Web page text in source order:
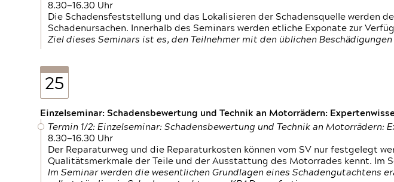
8.30—16.30 Uhr
Die Schadensfeststellung und das Lokalisieren der Schadensquelle werden
Schadenursachen. Innerhalb des Seminars werden etliche Exponate zur
Ziel dieses Seminars ist es, den Teilnehmer mit den üblichen
25
Einzelseminar: Schadensbewertung und Technik an Motorrädern:
Termin 1/2: Einzelseminar: Schadensbewertung und Technik an Motorrädern:
8.30—16.30 Uhr
Der Reparaturweg und die Reparaturkosten können vom SV nur festgelegt
Qualitätsmerkmale der Teile und der Ausstattung des Motorrades kennt. Im
Im Seminar werden die wesentlichen Grundlagen eines Schadengutachtens